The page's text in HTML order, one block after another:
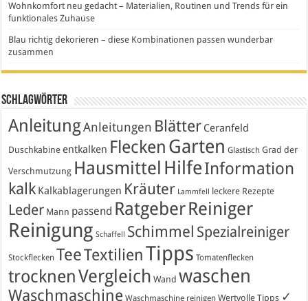
Wohnkomfort neu gedacht – Materialien, Routinen und Trends für ein
funktionales Zuhause
Blau richtig dekorieren – diese Kombinationen passen wunderbar
zusammen
Schlagwörter
AnleitungAnleitungen Blätter Ceranfeld
Duschkabine entkalken Flecken Garten Glastisch Grad der
Verschmutzung Hausmittel HilfeInformation
kalk Kalkablagerungen Kräuter Lammfell leckere Rezepte
Leder Mann passend RatgeberReiniger
Reinigung Schaffell Schimmel Spezialreiniger
Stockflecken TeeTextilienTipps Tomatenflecken
trocknenVergleich Wand waschen
Waschmaschine Waschmaschine reinigen Wertvolle Tipps ✓